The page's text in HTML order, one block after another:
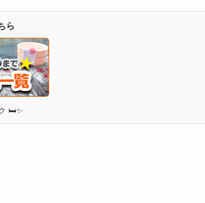
ら
🛏✨